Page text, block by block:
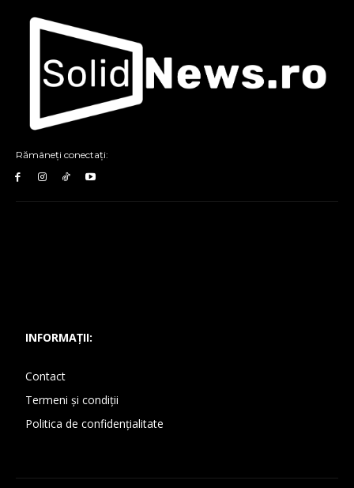
Rămâneți conectați:
INFORMAȚII:
Contact
Termeni și condiții
Politica de confidențialitate